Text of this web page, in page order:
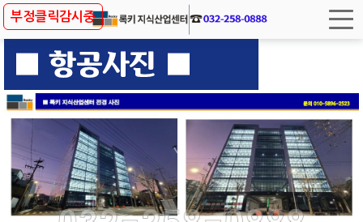
사업개요
층별안내
항공사진
홍보영상
방문예약
부정클릭감시중